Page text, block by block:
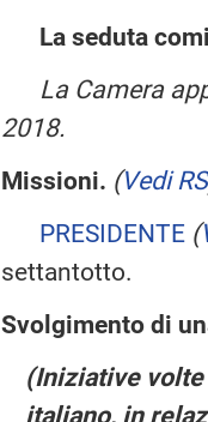
La seduta
La Camera
2018.
Missioni. (Vedi RS
PRESIDENTE (
settantotto.
Svolgimento di
(Iniziative
italiano, in